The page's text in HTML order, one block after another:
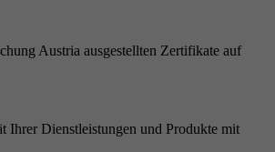
Austria ausgestellten Zertifikate auf
Ihrer Dienstleistungen und Produkte mit